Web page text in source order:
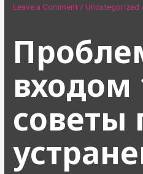
Leave a Comment /Uncategorized
входом
советы